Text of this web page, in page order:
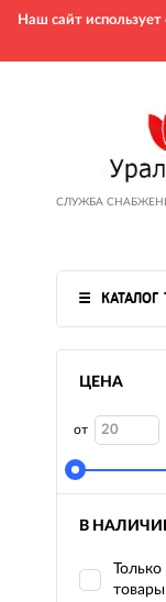
Наш сайт
СЛУЖБА
КАТАЛОГ
ЦЕНА
от
В
товары